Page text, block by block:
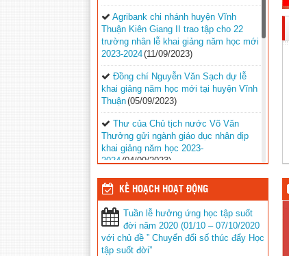
Agribank chi nhánh huyện Vĩnh
Thuận Kiên Giang II trao tập cho 22
trường nhân lễ khai giảng năm học mới
2023-2024(11/09/2023)
Đồng chí Nguyễn Văn Sạch dự lễ
khai giảng năm học mới tại huyện Vĩnh
Thuận(05/09/2023)
Thư của Chủ tịch nước Võ Văn
Thưởng gửi ngành giáo dục nhân dịp
khai giảng năm học 2023-
2024(04/09/2023)
Phối hợp với ngành giáo dục trên địa
bàn huyện Vĩnh Thuận trong công tác
thu hộ học phí
(30/08/2023)
Vĩnh Thuận sẵn sàng cho năm học
mới 2023-2024 (30/08/2023)
KẾ HOẠCH HOẠT ĐỘNG
Tuần lễ hưởng ứng học tập suốt
đời năm 2020 (01/10 – 07/10/2020
với chủ đề ” Chuyển đổi số thúc đẩy Học
tập suốt đời”